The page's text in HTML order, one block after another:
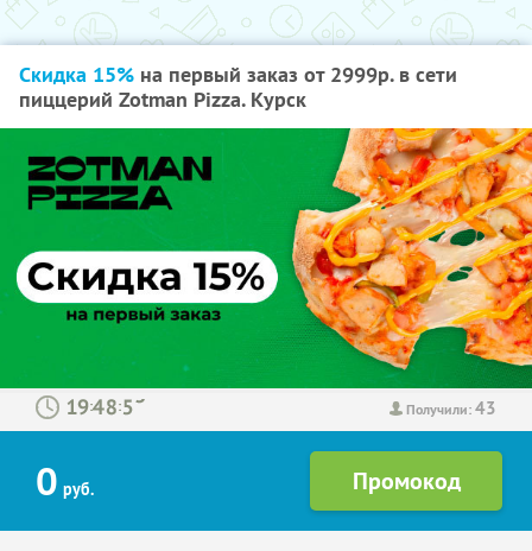
Скидка 15% на первый заказ от 2999р. в сети
пиццерий Zotman Pizza. Курск
Получили:43
: :
0 руб.